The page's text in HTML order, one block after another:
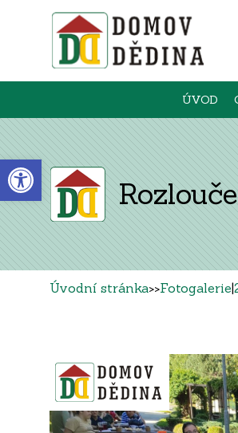
Open toolbar
ÚVOD
Úvodní stránka>>Fotogalerie|